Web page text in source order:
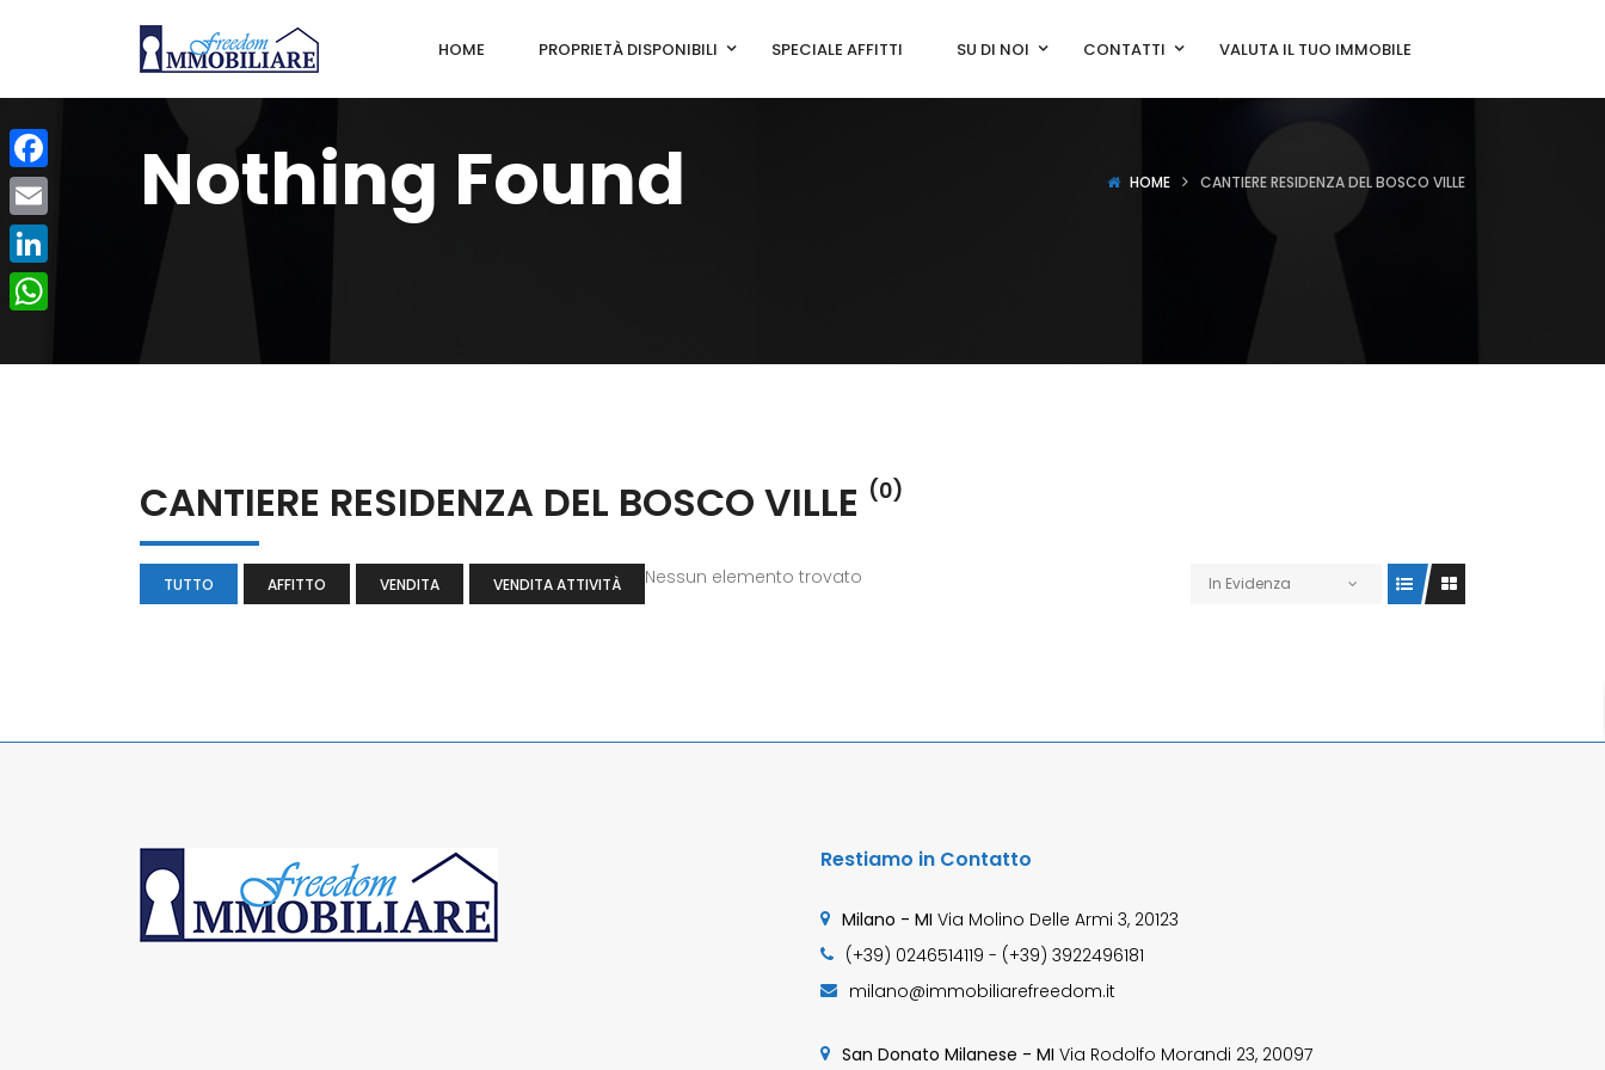
HOME PROPRIETÀ DISPONIBILI SPECIALE AFFITTI SU DI NOI CONTATTI VALUTA IL TUO IMMOBILE
Nothing Found HOME CANTIERE RESIDENZA DEL BOSCO VILLE
CANTIERE RESIDENZA DEL BOSCO VILLE (0)
TUTTO AFFITTO VENDITA VENDITA ATTIVITÀ In Evidenza
Nessun elemento trovato
Restiamo in Contatto
Milano - MI Via Molino Delle Armi 3, 20123
(+39) 0246514119 - (+39) 3922496181
milano@immobiliarefreedom.it
San Donato Milanese - MI Via Rodolfo Morandi 23, 20097
Facebook
Email
LinkedIn